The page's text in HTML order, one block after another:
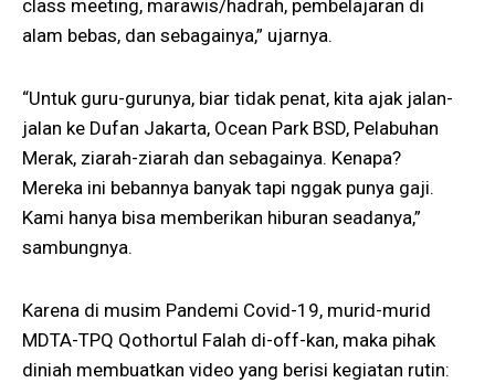
class meeting, marawis/hadrah, pembelajaran di
alam bebas, dan sebagainya,” ujarnya.
“Untuk guru-gurunya, biar tidak penat, kita ajak jalan-
jalan ke Dufan Jakarta, Ocean Park BSD, Pelabuhan
Merak, ziarah-ziarah dan sebagainya. Kenapa?
Mereka ini bebannya banyak tapi nggak punya gaji.
Kami hanya bisa memberikan hiburan seadanya,”
sambungnya.
Karena di musim Pandemi Covid-19, murid-murid
MDTA-TPQ Qothortul Falah di-off-kan, maka pihak
diniah membuatkan video yang berisi kegiatan rutin: